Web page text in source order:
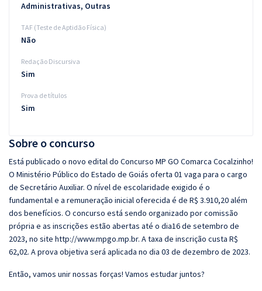
Sobre o concurso
Está publicado o novo edital do Concurso MP GO Comarca Cocalzinho!
O Ministério Público do Estado de Goiás oferta 01 vaga para o cargo
de Secretário Auxiliar. O nível de escolaridade exigido é o
fundamental e a remuneração inicial oferecida é de R$ 3.910,20 além
dos benefícios. O concurso está sendo organizado por comissão
própria e as inscrições estão abertas até o dia16 de setembro de
2023, no site http://www.mpgo.mp.br. A taxa de inscrição custa R$
62,02. A prova objetiva será aplicada no dia 03 de dezembro de 2023.
Então, vamos unir nossas forças! Vamos estudar juntos?
Administrativas, Outras
TAF (Teste de Aptidão Física)
Não
Redação Discursiva
Sim
Prova de títulos
Sim